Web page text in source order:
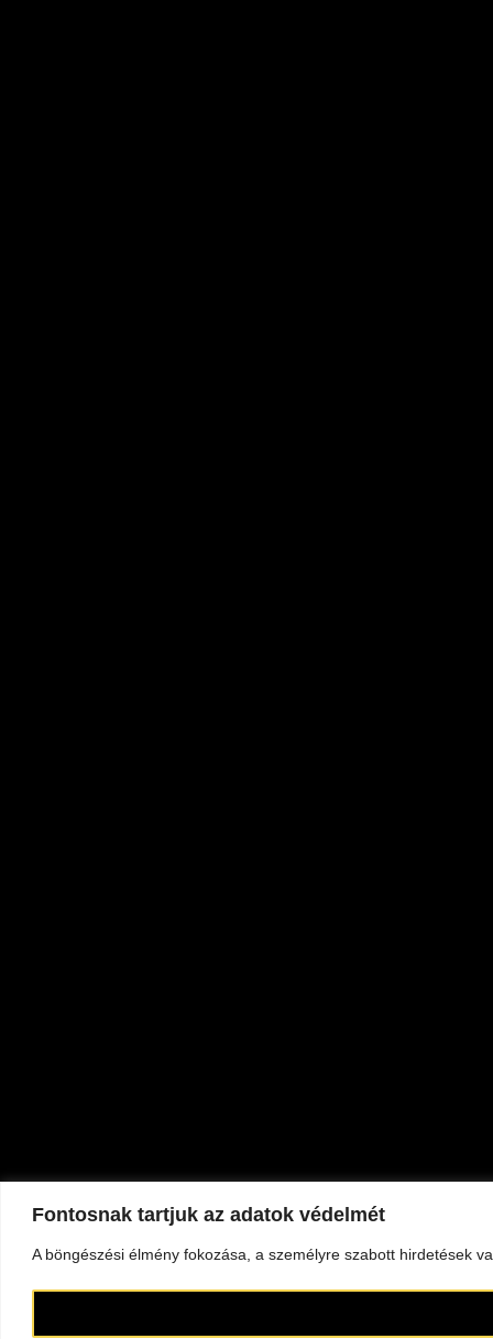
Fontosnak tartjuk az adatok védelmét
A böngészési élmény fokozása, a személyre szabott hirdetések